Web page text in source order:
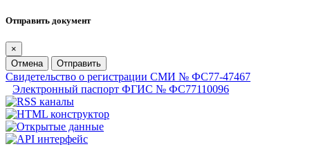
Отправить документ
×
Отмена
Отправить
Свидетельство о регистрации СМИ № ФС77-47467
Электронный паспорт ФГИС № ФС77110096